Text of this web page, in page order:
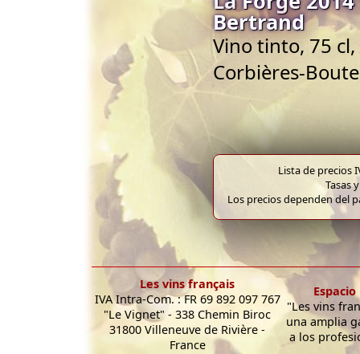
Bertrand
Vino tinto, 75
Corbières-
Lista de precios
Tasas
Los precios dependen del
Les vins français
IVA Intra-Com. : FR 69 892 097 767
"Le Vignet" - 338 Chemin Biroc
31800 Villeneuve de Rivière -
France
"Les vins
una amplia
a los